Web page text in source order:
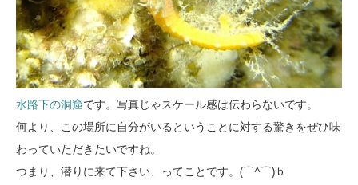
水路下の洞窟です。写真じゃスケール感は伝わらないです。
何より、この場所に自分がいるということに対する驚きをぜひ味
わっていただきたいですね。
つまり、潜りに来て下さい、ってことです。(⌒^⌒)ｂ